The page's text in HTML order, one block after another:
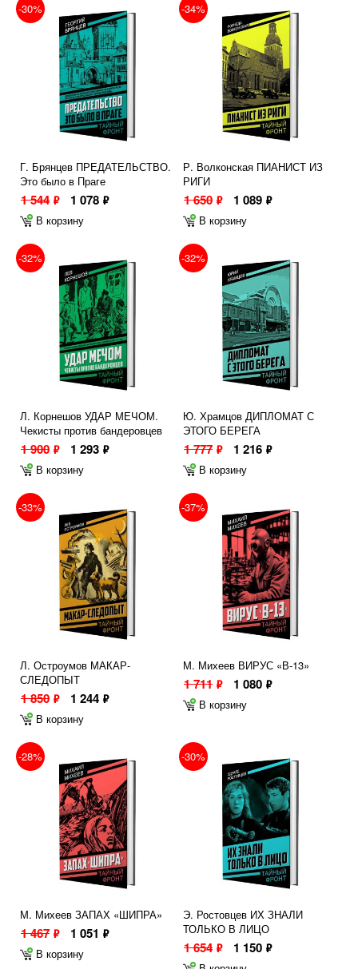
-30%
Г. Брянцев ПРЕДАТЕЛЬСТВО.
Это было в Праге
1 544 ф 1 078 ф
В корзину
-34%
Р. Волконская ПИАНИСТ ИЗ
РИГИ
1 650 ф 1 089 ф
В корзину
-32%
Л. Корнешов УДАР МЕЧОМ.
Чекисты против бандеровцев
1 900 ф 1 293 ф
В корзину
-32%
Ю. Храмцов ДИПЛОМАТ С
ЭТОГО БЕРЕГА
1 777 ф 1 216 ф
В корзину
-33%
Л. Остроумов МАКАР-
СЛЕДОПЫТ
1 850 ф 1 244 ф
В корзину
-37%
М. Михеев ВИРУС «В-13»
1 711 ф 1 080 ф
В корзину
-28%
М. Михеев ЗАПАХ «ШИПРА»
1 467 ф 1 051 ф
В корзину
-30%
Э. Ростовцев ИХ ЗНАЛИ
ТОЛЬКО В ЛИЦО
1 654 ф 1 150 ф